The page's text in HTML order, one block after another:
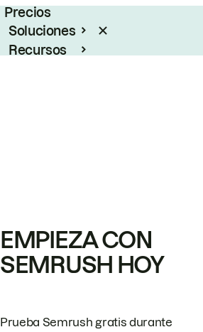
Precios
Soluciones
Recursos
EMPIEZA CON
SEMRUSH HOY
Prueba Semrush gratis durante